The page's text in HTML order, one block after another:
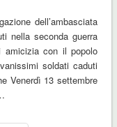
dell’ambasciata
nella seconda guerra
amicizia con il popolo
soldati caduti
Venerdì 13 settembre